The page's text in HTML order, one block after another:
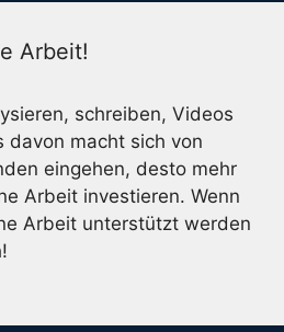
Arbeit!
schreiben, Videos
davon macht sich von
eingehen, desto mehr
Arbeit investieren. Wenn
Arbeit unterstützt werden